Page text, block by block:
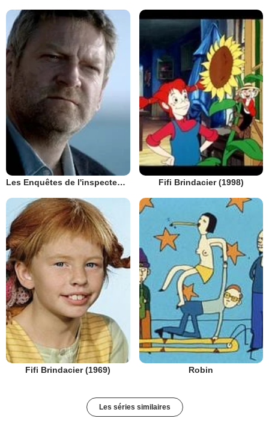
Les Enquêtes de l'inspecteur Wallander Fifi Brindacier (1998)
Fifi Brindacier (1969) Robin
Les séries similaires